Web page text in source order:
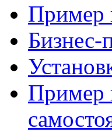
Пример
Бизнес-
Пример